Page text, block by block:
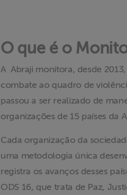
O que é o
A Abraji monitora, desde
combate ao quadro de
passou a ser realizado de
organizações de 15 países da
Cada organização da
uma metodologia única
registra os avanços desses
ODS 16, que trata de Paz,